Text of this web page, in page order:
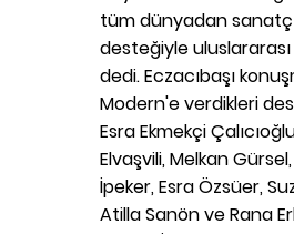
tüm dünyadan
desteğiyle uluslararası
dedi. Eczacıbaşı
Modern'e verdikleri
Esra Ekmekçi
Elvaşvili, Melkan
İpeker, Esra Özsüer,
Atilla Sanön ve Rana